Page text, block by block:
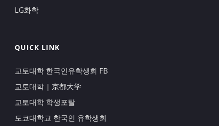
LG화학
QUICK LINK
교토대학 한국인유학생회 FB
교토대학 | 京都大学
교토대학 학생포탈
도쿄대학교 한국인 유학생회